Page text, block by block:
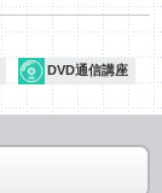
DVD通信講座